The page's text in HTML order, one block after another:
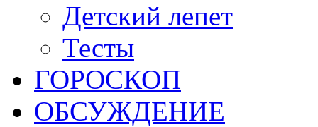
Детский лепет
Тесты
ГОРОСКОП
ОБСУЖДЕНИЕ